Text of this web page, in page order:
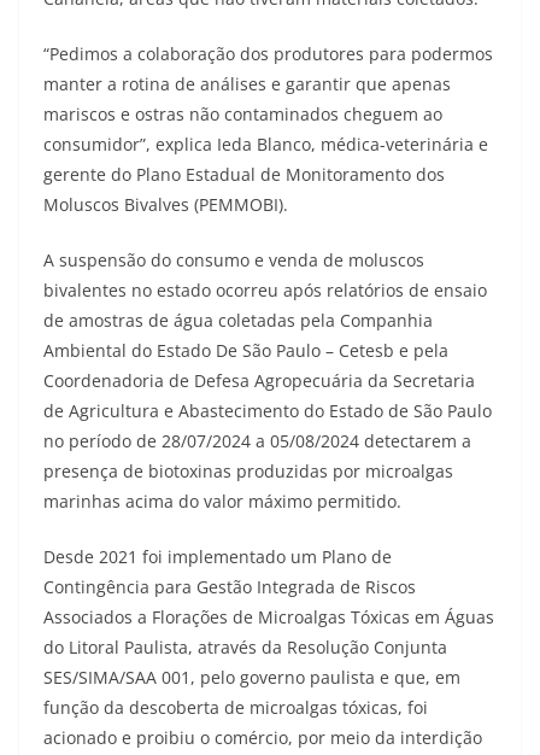
“Pedimos a colaboração dos produtores para podermos
manter a rotina de análises e garantir que apenas
mariscos e ostras não contaminados cheguem ao
consumidor”, explica Ieda Blanco, médica-veterinária e
gerente do Plano Estadual de Monitoramento dos
Moluscos Bivalves (PEMMOBI).
A suspensão do consumo e venda de moluscos
bivalentes no estado ocorreu após relatórios de ensaio
de amostras de água coletadas pela Companhia
Ambiental do Estado De São Paulo – Cetesb e pela
Coordenadoria de Defesa Agropecuária da Secretaria
de Agricultura e Abastecimento do Estado de São Paulo
no período de 28/07/2024 a 05/08/2024 detectarem a
presença de biotoxinas produzidas por microalgas
marinhas acima do valor máximo permitido.
Desde 2021 foi implementado um Plano de
Contingência para Gestão Integrada de Riscos
Associados a Florações de Microalgas Tóxicas em Águas
do Litoral Paulista, através da Resolução Conjunta
SES/SIMA/SAA 001, pelo governo paulista e que, em
função da descoberta de microalgas tóxicas, foi
acionado e proibiu o comércio, por meio da interdição